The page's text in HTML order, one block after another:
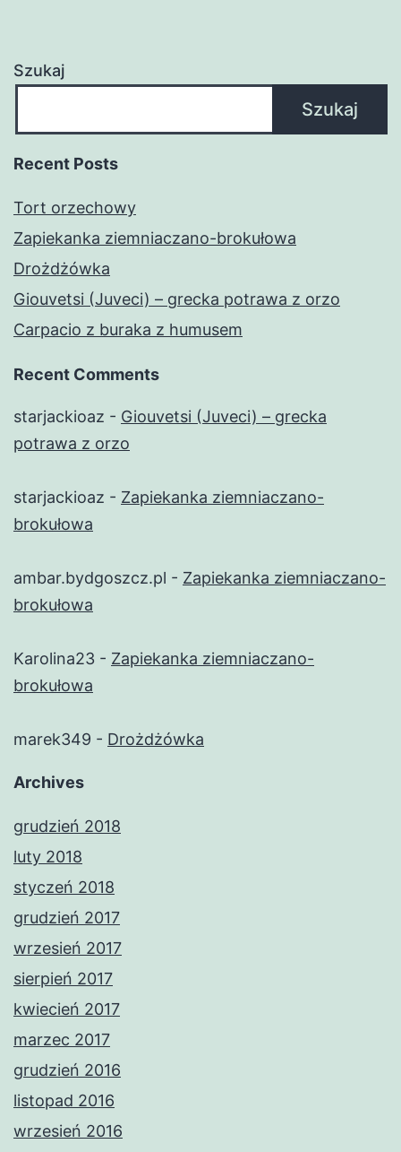
Szukaj
Szukaj
Recent Posts
Tort orzechowy
Zapiekanka ziemniaczano-brokułowa
Drożdżówka
Giouvetsi (Juveci) – grecka potrawa z orzo
Carpacio z buraka z humusem
Recent Comments
starjackioaz - Giouvetsi (Juveci) – grecka
potrawa z orzo
starjackioaz - Zapiekanka ziemniaczano-
brokułowa
ambar.bydgoszcz.pl - Zapiekanka ziemniaczano-
brokułowa
Karolina23 - Zapiekanka ziemniaczano-
brokułowa
marek349 - Drożdżówka
Archives
grudzień 2018
luty 2018
styczeń 2018
grudzień 2017
wrzesień 2017
sierpień 2017
kwiecień 2017
marzec 2017
grudzień 2016
listopad 2016
wrzesień 2016